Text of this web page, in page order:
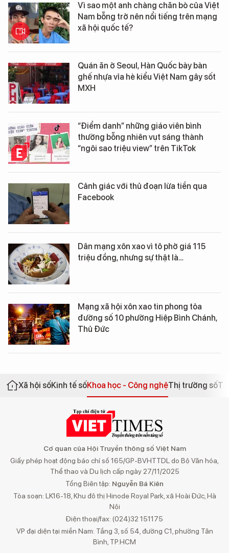
Vì sao một anh chàng chăn bò của Việt
Nam bỗng trở nên nổi tiếng trên mạng
xã hội quốc tế?
Quán ăn ở Seoul, Hàn Quốc bày bàn
ghế nhựa vỉa hè kiểu Việt Nam gây sốt
MXH
“Điểm danh” những giáo viên bình
thường bỗng nhiên vụt sáng thành
“ngôi sao triệu view” trên TikTok
Cảnh giác với thủ đoạn lừa tiền qua
Facebook
Dân mạng xôn xao vì tô phở giá 115
triệu đồng, nhưng sự thật là…
Mạng xã hội xôn xao tin phong tỏa
đường số 10 phường Hiệp Bình Chánh,
Thủ Đức
Xã hội sốKinh tế sốKhoa học - Công nghệThị trường số
Cơ quan của Hội Truyền thông số Việt Nam
Giấy phép hoạt động báo chí số 165/GP-BVHTTDL do Bộ Văn hóa,
Thể thao và Du lịch cấp ngày 27/11/2025
Tổng Biên tập: Nguyễn Bá Kiên
Tòa soạn: LK16-18, Khu đô thị Hinode Royal Park, xã Hoài Đức, Hà
Nội
Điện thoại/fax: (024)32 151175
VP đại diện tại miền Nam: Tầng 3, số 54, đường C1, phường Tân
Bình, TP.HCM